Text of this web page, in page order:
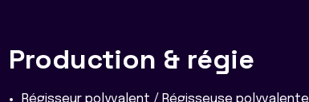
Production & régie
Régisseur polyvalent / Régisseuse polyvalente